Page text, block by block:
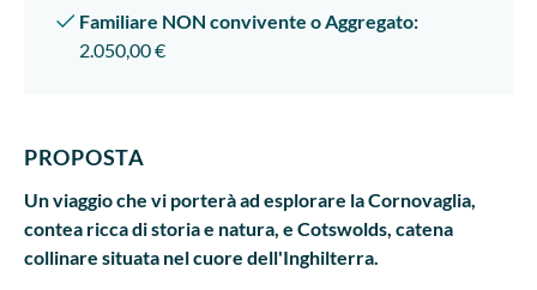
Familiare NON convivente o Aggregato:
2.050,00 €
PROPOSTA
Un viaggio che vi porterà ad esplorare la Cornovaglia,
contea ricca di storia e natura, e Cotswolds, catena
collinare situata nel cuore dell'Inghilterra.